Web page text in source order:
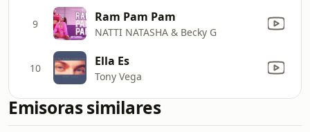
9 Ram Pam Pam
NATTI NATASHA & Becky G
10 Ella Es
Tony Vega
Emisoras similares